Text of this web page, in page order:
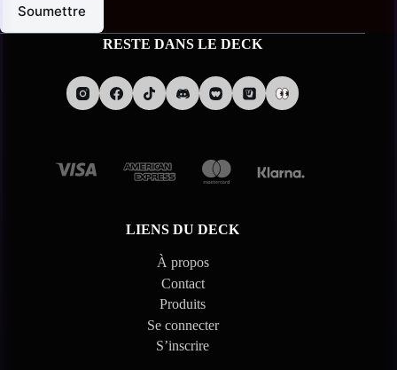
• Quantité limitée selon disponibilité
Remboursement, Livraison et Retours
Ne convient pas aux enfants de moins de 36 mois. Présence de petits
Soumettre
RESTE DANS LE DECK
LIENS DU DECK
À propos
Contact
Produits
Se connecter
S’inscrire